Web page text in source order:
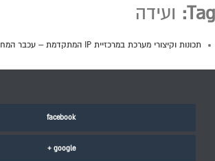
Tag: ועידה
תכונות וקיצורי מערכת במרכזיית IP המתקדמת – עכבר המחשבים
facebook
google +